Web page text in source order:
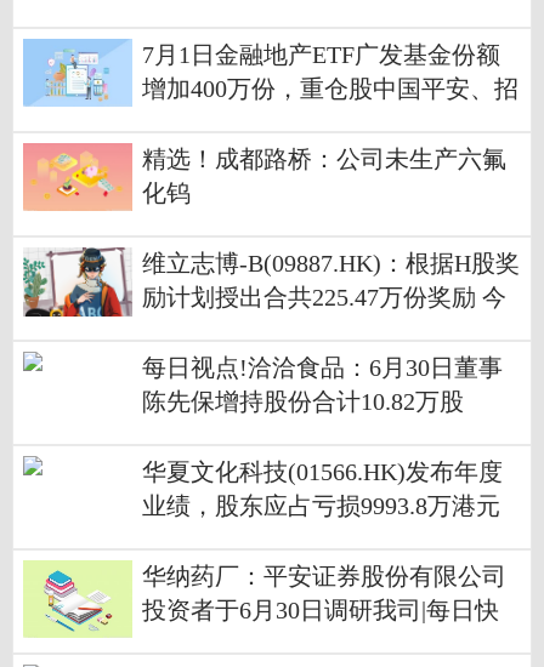
7月1日金融地产ETF广发基金份额
增加400万份，重仓股中国平安、招
精选！成都路桥：公司未生产六氟
化钨
维立志博-B(09887.HK)：根据H股奖
励计划授出合共225.47万份奖励 今
每日视点!洽洽食品：6月30日董事
陈先保增持股份合计10.82万股
华夏文化科技(01566.HK)发布年度
业绩，股东应占亏损9993.8万港元
华纳药厂：平安证券股份有限公司
投资者于6月30日调研我司|每日快